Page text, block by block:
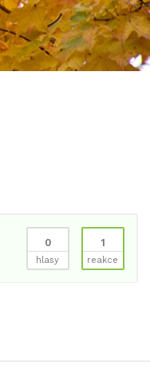
0
hlasy
1
reakce